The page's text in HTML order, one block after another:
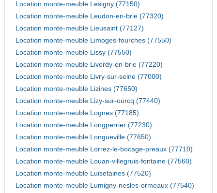
Location monte-meuble Lesigny (77150)
Location monte-meuble Leudon-en-brie (77320)
Location monte-meuble Lieusaint (77127)
Location monte-meuble Limoges-fourches (77550)
Location monte-meuble Lissy (77550)
Location monte-meuble Liverdy-en-brie (77220)
Location monte-meuble Livry-sur-seine (77000)
Location monte-meuble Lizines (77650)
Location monte-meuble Lizy-sur-ourcq (77440)
Location monte-meuble Lognes (77185)
Location monte-meuble Longperrier (77230)
Location monte-meuble Longueville (77650)
Location monte-meuble Lorrez-le-bocage-preaux (77710)
Location monte-meuble Louan-villegruis-fontaine (77560)
Location monte-meuble Luisetaines (77520)
Location monte-meuble Lumigny-nesles-ormeaux (77540)